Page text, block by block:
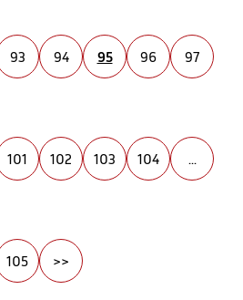
93 94 95 96 97
101 102 103 104 ...
105 >>